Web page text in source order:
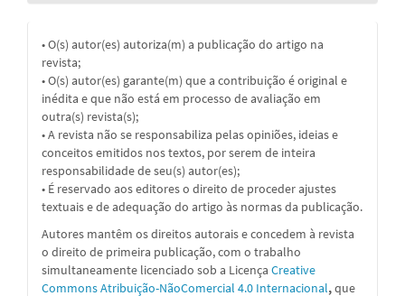
• O(s) autor(es) autoriza(m) a publicação do artigo na
revista;
• O(s) autor(es) garante(m) que a contribuição é original e
inédita e que não está em processo de avaliação em
outra(s) revista(s);
• A revista não se responsabiliza pelas opiniões, ideias e
conceitos emitidos nos textos, por serem de inteira
responsabilidade de seu(s) autor(es);
• É reservado aos editores o direito de proceder ajustes
textuais e de adequação do artigo às normas da publicação.
Autores mantêm os direitos autorais e concedem à revista
o direito de primeira publicação, com o trabalho
simultaneamente licenciado sob a Licença Creative
Commons Atribuição-NãoComercial 4.0 Internacional,que